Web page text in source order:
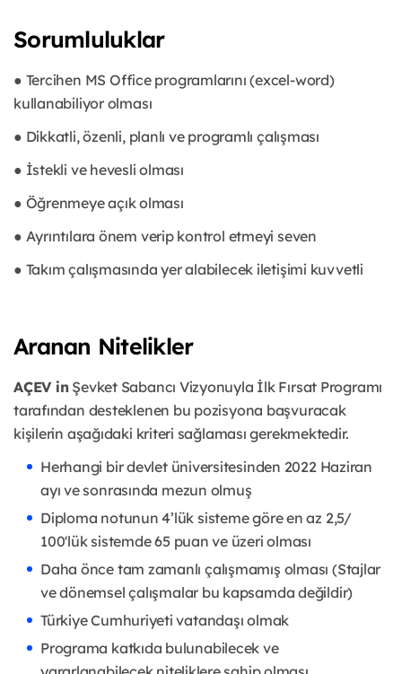
Sorumluluklar
● Tercihen MS Office programlarını (excel-word)
kullanabiliyor olması
● Dikkatli, özenli, planlı ve programlı çalışması
● İstekli ve hevesli olması
● Öğrenmeye açık olması
● Ayrıntılara önem verip kontrol etmeyi seven
● Takım çalışmasında yer alabilecek iletişimi kuvvetli
Aranan Nitelikler
AÇEV inŞevket Sabancı Vizyonuyla İlk Fırsat Programı
tarafından desteklenen bu pozisyona başvuracak
kişilerin aşağıdaki kriteri sağlaması gerekmektedir.
Herhangi bir devlet üniversitesinden 2022 Haziran
ayı ve sonrasında mezun olmuş
Diploma notunun 4’lük sisteme göre en az 2,5/
100'lük sistemde 65 puan ve üzeri olması
Daha önce tam zamanlı çalışmamış olması (Stajlar
ve dönemsel çalışmalar bu kapsamda değildir)
Türkiye Cumhuriyeti vatandaşı olmak
Programa katkıda bulunabilecek ve